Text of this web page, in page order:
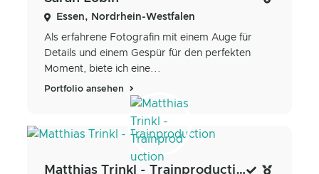
Essen, Nordrhein-Westfalen
Als erfahrene Fotografin mit einem Auge für
Details und einem Gespür für den perfekten
Moment, biete ich eine...
Portfolio ansehen
Matthias Trinkl - Trainproduction